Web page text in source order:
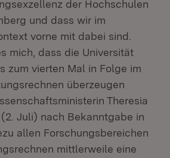
der Hochschulen
und dass wir im
vorne mit dabei sind.
mich, dass die Universität
zum vierten Mal in Folge im
überzeugen
Theresia
Juli) nach Bekanntgabe in
allen Forschungsbereichen
mittlerweile eine